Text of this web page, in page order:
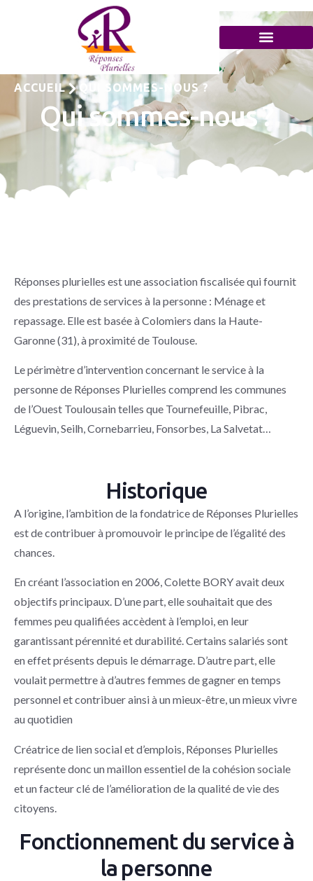
ACCUEIL QUI SOMMES-NOUS ?
Qui sommes-nous ?
Réponses plurielles est une association fiscalisée qui fournit
des prestations de services à la personne : Ménage et
repassage. Elle est basée à Colomiers dans la Haute-
Garonne (31), à proximité de Toulouse.
Le périmètre d’intervention concernant le service à la
personne de Réponses Plurielles comprend les communes
de l’Ouest Toulousain telles que Tournefeuille, Pibrac,
Léguevin, Seilh, Cornebarrieu, Fonsorbes, La Salvetat…
Historique
A l’origine, l’ambition de la fondatrice de Réponses Plurielles
est de contribuer à promouvoir le principe de l’égalité des
chances.
En créant l’association en 2006, Colette BORY avait deux
objectifs principaux. D’une part, elle souhaitait que des
femmes peu qualifiées accèdent à l’emploi, en leur
garantissant pérennité et durabilité. Certains salariés sont
en effet présents depuis le démarrage. D’autre part, elle
voulait permettre à d’autres femmes de gagner en temps
personnel et contribuer ainsi à un mieux-être, un mieux vivre
au quotidien
Créatrice de lien social et d’emplois, Réponses Plurielles
représente donc un maillon essentiel de la cohésion sociale
et un facteur clé de l’amélioration de la qualité de vie des
citoyens.
Fonctionnement du service à
la personne